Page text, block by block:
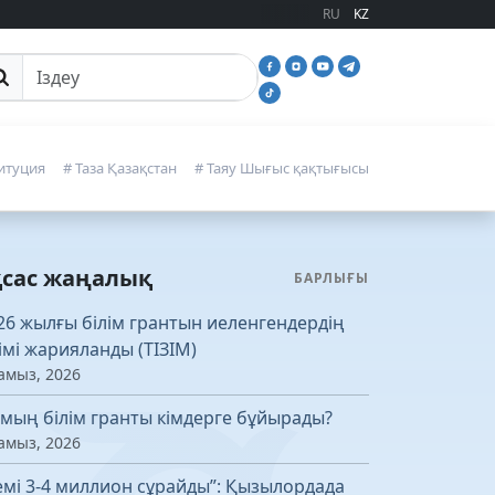
RU KZ
іздеу
# Таза Қазақстан # Таяу Шығыс қақтығысы
жаңалық БАРЛЫҒЫ
жылғы білім грантын иеленгендердің
жарияланды (ТІЗІМ)
2026
білім гранты кімдерге бұйырады?
2026
3-4 миллион сұрайды”: Қызылордада